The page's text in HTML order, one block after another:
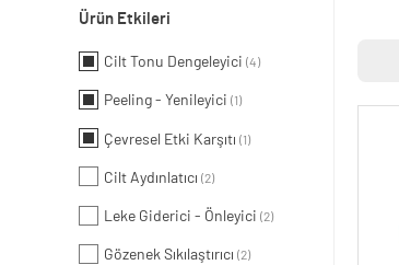
Ürün Etkileri
Cilt Tonu Dengeleyici (4)
Peeling - Yenileyici (1)
Çevresel Etki Karşıtı (1)
Cilt Aydınlatıcı (2)
Leke Giderici - Önleyici (2)
Gözenek Sıkılaştırıcı (2)